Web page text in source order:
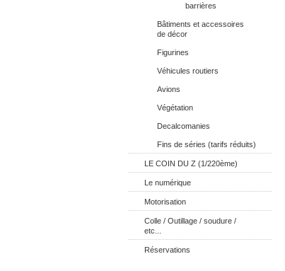
barrières
Bâtiments et accessoires
de décor
Figurines
Véhicules routiers
Avions
Végétation
Decalcomanies
Fins de séries (tarifs réduits)
LE COIN DU Z (1/220ème)
Le numérique
Motorisation
Colle / Outillage / soudure /
etc...
Réservations